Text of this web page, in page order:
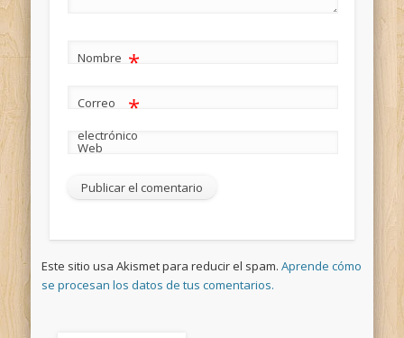
Nombre *
Correo
electrónico
*
Web
Este sitio usa Akismet para reducir el spam.Aprende cómo
se procesan los datos de tus comentarios.